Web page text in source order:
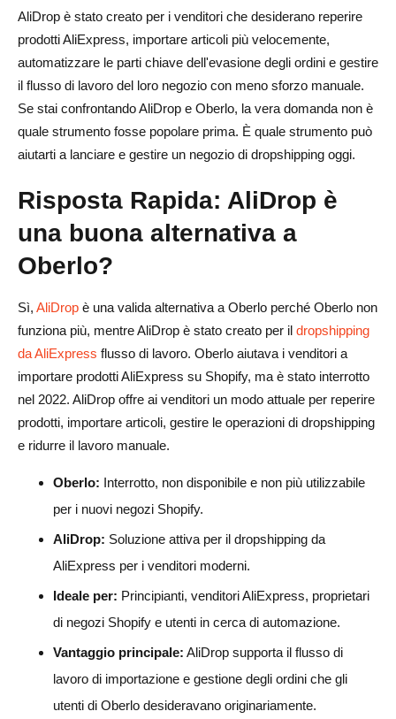
AliDrop vs Oberlo: Domande Frequenti
Oberlo è ancora disponibile?
Qual è la migliore alternativa a Oberlo per il dropshipping
da AliExpress?
AliDrop è uguale a Oberlo?
Posso ancora usare Oberlo per il dropshipping su
Shopify?
AliDrop è adatto ai principianti?
AliDrop funziona con AliExpress?
AliDrop è migliore di Oberlo?
Cosa dovrei cercare in un'alternativa a Oberlo?
Domande frequenti su AliDrop vs Oberlo
Oberlo è ancora disponibile?
Qual è la migliore alternativa a Oberlo per il dropshipping
su AliExpress?
Perché Oberlo ha chiuso?
Posso ancora usare Oberlo per il dropshipping su
Shopify?
AliDrop è adatto ai principianti?
AliDrop è stato creato per i venditori che desiderano reperire
prodotti AliExpress, importare articoli più velocemente,
automatizzare le parti chiave dell'evasione degli ordini e gestire
il flusso di lavoro del loro negozio con meno sforzo manuale.
Se stai confrontando AliDrop e Oberlo, la vera domanda non è
quale strumento fosse popolare prima. È quale strumento può
aiutarti a lanciare e gestire un negozio di dropshipping oggi.
Risposta Rapida: AliDrop è
una buona alternativa a
Oberlo?
Sì, AliDrop è una valida alternativa a Oberlo perché Oberlo non
funziona più, mentre AliDrop è stato creato per il dropshipping
da AliExpress flusso di lavoro. Oberlo aiutava i venditori a
importare prodotti AliExpress su Shopify, ma è stato interrotto
nel 2022. AliDrop offre ai venditori un modo attuale per reperire
prodotti, importare articoli, gestire le operazioni di dropshipping
e ridurre il lavoro manuale.
Oberlo: Interrotto, non disponibile e non più utilizzabile
per i nuovi negozi Shopify.
AliDrop: Soluzione attiva per il dropshipping da
AliExpress per i venditori moderni.
Ideale per: Principianti, venditori AliExpress, proprietari
di negozi Shopify e utenti in cerca di automazione.
Vantaggio principale: AliDrop supporta il flusso di
lavoro di importazione e gestione degli ordini che gli
utenti di Oberlo desideravano originariamente.